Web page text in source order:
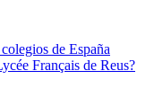
de España
Français de Reus?